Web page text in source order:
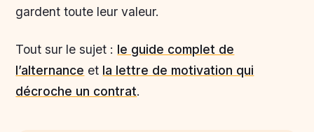
gardent toute leur valeur.
Tout sur le sujet : le guide complet de
l’alternance et la lettre de motivation qui
décroche un contrat.